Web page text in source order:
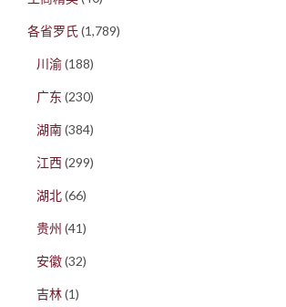
各省罗氏(1,789)
川渝(188)
广东 (230)
湖南(384)
江西(299)
湖北(66)
贵州 (41)
安徽(32)
吉林(1)